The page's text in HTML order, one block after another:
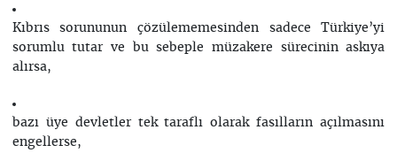
Kıbrıs sorununun çözülememesinden sadece Türkiye’yi
sorumlu tutar ve bu sebeple müzakere sürecinin askıya
alırsa,
bazı üye devletler tek taraflı olarak fasılların açılmasını
engellerse,